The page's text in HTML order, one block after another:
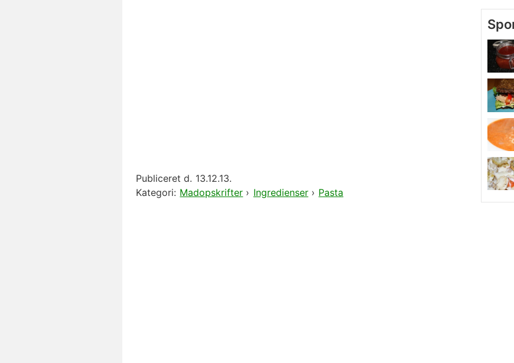
Publiceret d. 13.12.13.
Kategori: Madopskrifter › Ingredienser› Pasta